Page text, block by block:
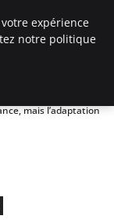
mais l’adaptation
expérience
notre politique